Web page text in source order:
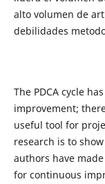
alto volumen de
debilidades
The PDCA cycle
improvement;
useful tool for
research is to
authors have
for continuous